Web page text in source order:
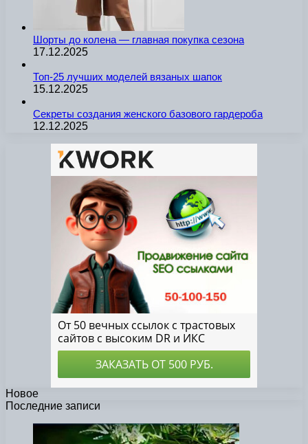
Шорты до колена — главная покупка сезона
17.12.2025
Топ-25 лучших моделей вязаных шапок
15.12.2025
Секреты создания женского базового гардероба
12.12.2025
Новое
Последние записи